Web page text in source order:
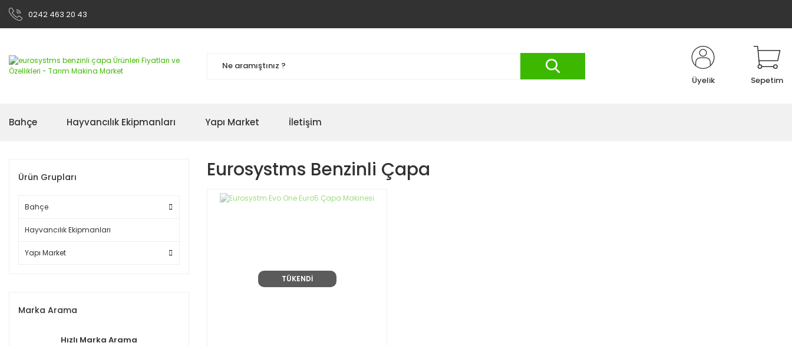
0242 463 20 43
Üyelik Sepetim
Bahçe Hayvancılık Ekipmanları Yapı Market İletişim
Ürün Grupları
Bahçe
Hayvancılık Ekipmanları
Yapı Market
Marka Arama
Hızlı Marka Arama
Eurosystms Benzinli Çapa
TÜKENDİ